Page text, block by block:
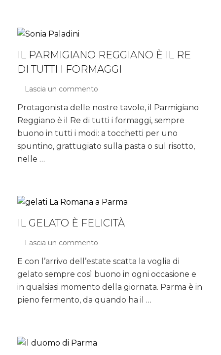
IL PARMIGIANO REGGIANO È IL RE
DI TUTTI I FORMAGGI
Lascia un commento
Reggiano è
il
Re
tutti
Protagonista delle nostre tavole, il Parmigiano
Reggiano è il Re di tutti i formaggi, sempre
buono in tutti i modi: a tocchetti per uno
spuntino, grattugiato sulla pasta o sul risotto,
nelle …
IL GELATO È FELICITÀ
Lascia un commento
gelato
è
felicità
E con l’arrivo dell’estate scatta la voglia di
gelato sempre così buono in ogni occasione e
in qualsiasi momento della giornata. Parma è in
pieno fermento, da quando ha il …